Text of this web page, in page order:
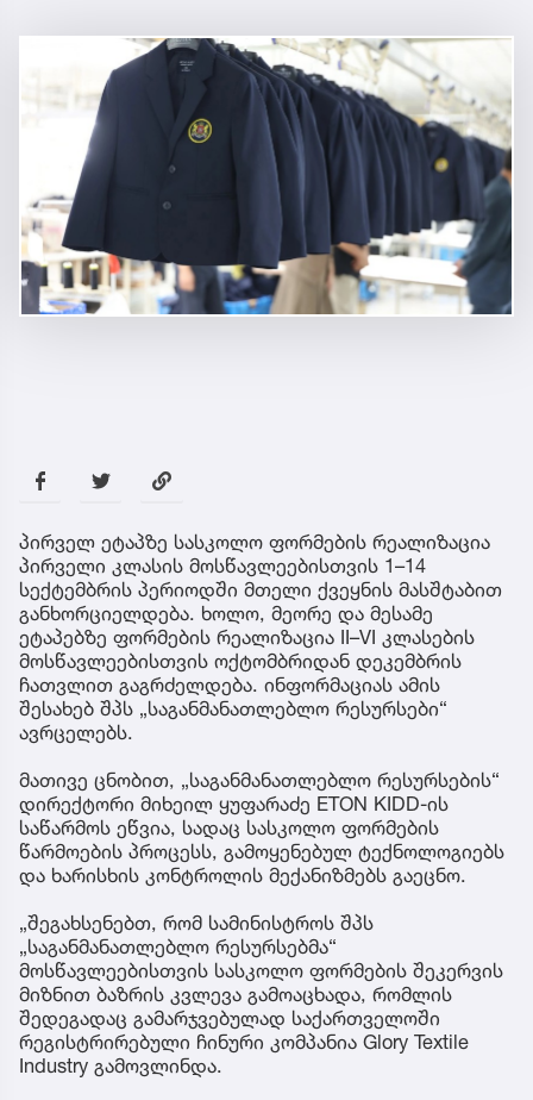
პირველ ეტაპზე სასკოლო ფორმების რეალიზაცია
პირველი კლასის მოსწავლეებისთვის 1–14
სექტემბრის პერიოდში მთელი ქვეყნის მასშტაბით
განხორციელდება. ხოლო, მეორე და მესამე
ეტაპებზე ფორმების რეალიზაცია II–VI კლასების
მოსწავლეებისთვის ოქტომბრიდან დეკემბრის
ჩათვლით გაგრძელდება. ინფორმაციას ამის
შესახებ შპს „საგანმანათლებლო რესურსები“
ავრცელებს.
მათივე ცნობით, „საგანმანათლებლო რესურსების“
დირექტორი მიხეილ ყუფარაძე ETON KIDD-ის
საწარმოს ეწვია, სადაც სასკოლო ფორმების
წარმოების პროცესს, გამოყენებულ ტექნოლოგიებს
და ხარისხის კონტროლის მექანიზმებს გაეცნო.
„შეგახსენებთ, რომ სამინისტროს შპს
„საგანმანათლებლო რესურსებმა“
მოსწავლეებისთვის სასკოლო ფორმების შეკერვის
მიზნით ბაზრის კვლევა გამოაცხადა, რომლის
შედეგადაც გამარჯვებულად საქართველოში
რეგისტრირებული ჩინური კომპანია Glory Textile
Industry გამოვლინდა.